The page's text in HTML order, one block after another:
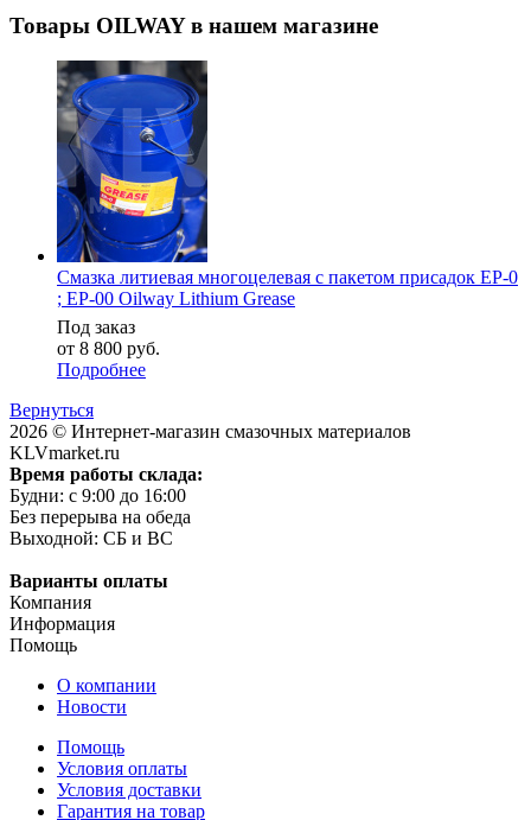
Товары OILWAY в нашем магазине
Смазка литиевая многоцелевая с пакетом присадок EP-0
; EP-00 Oilway Lithium Grease
Под заказ
от 8 800 руб.
Подробнее
Вернуться
2026 © Интернет-магазин смазочных материалов
KLVmarket.ru
Время работы склада:
Будни: c 9:00 до 16:00
Без перерыва на обеда
Выходной: СБ и ВС
Варианты оплаты
Компания
Информация
Помощь
О компании
Новости
Помощь
Условия оплаты
Условия доставки
Гарантия на товар